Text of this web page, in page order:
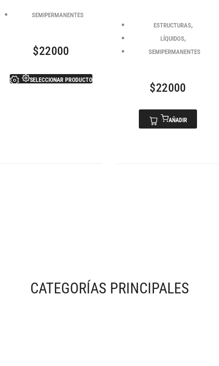
SEMIPERMANENTES
$22000
SELECCIONAR PRODUCTO
ESTRUCTURAS,
LÍQUIDOS,
SEMIPERMANENTES
$22000
AÑADIR
CATEGORÍAS PRINCIPALES